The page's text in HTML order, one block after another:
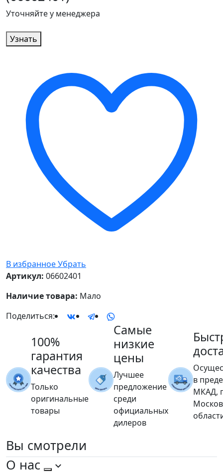
Уточняйте у менеджера
Узнать
В избранноеУбрать
Артикул: 06602401
Наличие товара: Мало
Поделиться:
100%
гарантия
качества
Только
оригинальные
товары
Самые
низкие
цены
Лучшее
предложение
среди
официальных
дилеров
в
МКАД,
Вы смотрели
О нас